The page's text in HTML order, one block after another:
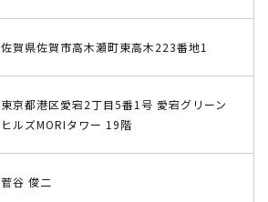
佐賀県佐賀市高木瀬町東高木223番地1
東京都港区愛宕2丁目5番1号 愛宕グリーン
ヒルズMORIタワー 19階
菅谷 俊二